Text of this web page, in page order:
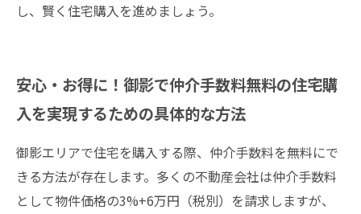
し、賢く住宅購入を進めましょう。
安心・お得に！御影で仲介手数料無料の住宅購
入を実現するための具体的な方法
御影エリアで住宅を購入する際、仲介手数料を無料にで
きる方法が存在します。多くの不動産会社は仲介手数料
として物件価格の3%+6万円（税別）を請求しますが、